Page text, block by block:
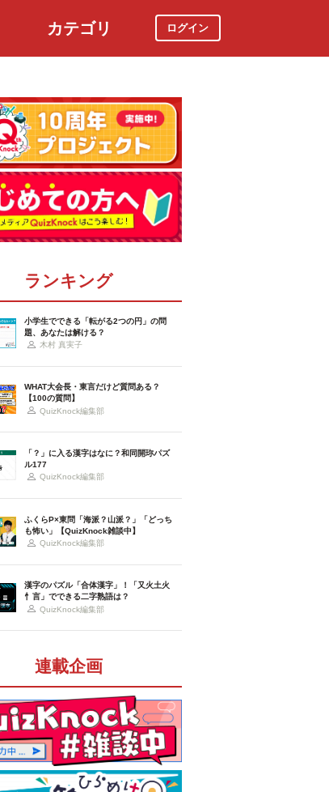
カテゴリ ログイン
ランキング
小学生でできる「転がる2つの円」の問
題、あなたは解ける？
木村 真実子
WHAT大会長・東言だけど質問ある？
【100の質問】
QuizKnock編集部
「？」に入る漢字はなに？和同開珎パズ
ル177
QuizKnock編集部
ふくらP×東問「海派？山派？」「どっち
も怖い」【QuizKnock雑談中】
QuizKnock編集部
漢字のパズル「合体漢字」！「又火土火
忄言」でできる二字熟語は？
QuizKnock編集部
連載企画